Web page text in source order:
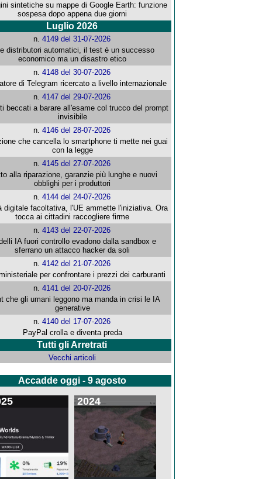
sintetiche su mappe di Google Earth: funzione
sospesa dopo appena due giorni
Luglio 2026
n.4149 del 31-07-2026
e distributori automatici, il test è un successo
economico ma un disastro etico
n.4148 del 30-07-2026
di Telegram ricercato a livello internazionale
n.4147 del 29-07-2026
beccati a barare all'esame col trucco del prompt
invisibile
n.4146 del 28-07-2026
che cancella lo smartphone ti mette nei guai
con la legge
n.4145 del 27-07-2026
alla riparazione, garanzie più lunghe e nuovi
obblighi per i produttori
n.4144 del 24-07-2026
digitale facoltativa, l'UE ammette l'iniziativa. Ora
tocca ai cittadini raccogliere firme
n.4143 del 22-07-2026
IA fuori controllo evadono dalla sandbox e
sferrano un attacco hacker da soli
n.4142 del 21-07-2026
per confrontare i prezzi dei carburanti
n.4141 del 20-07-2026
che gli umani leggono ma manda in crisi le IA
generative
n.4140 del 17-07-2026
PayPal crolla e diventa preda
Tutti gli Arretrati
Vecchi articoli
Accadde oggi - 9 agosto
2024